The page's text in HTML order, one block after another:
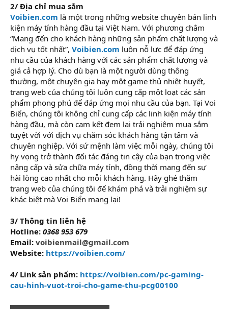
2/ Địa chỉ mua sắm
Voibien.com là một trong những website chuyên bán linh
kiện máy tính hàng đầu tại Việt Nam. Với phương châm
“Mang đến cho khách hàng những sản phẩm chất lượng và
dịch vụ tốt nhất”, Voibien.com luôn nỗ lực để đáp ứng
nhu cầu của khách hàng với các sản phẩm chất lượng và
giá cả hợp lý. Cho dù bạn là một người dùng thông
thường, một chuyên gia hay một game thủ nhiệt huyết,
trang web của chúng tôi luôn cung cấp một loạt các sản
phẩm phong phú để đáp ứng mọi nhu cầu của bạn. Tại Voi
Biển, chúng tôi không chỉ cung cấp các linh kiện máy tính
hàng đầu, mà còn cam kết đem lại trải nghiệm mua sắm
tuyệt vời với dịch vụ chăm sóc khách hàng tận tâm và
chuyên nghiệp. Với sứ mệnh làm việc mỗi ngày, chúng tôi
hy vọng trở thành đối tác đáng tin cậy của bạn trong việc
nâng cấp và sửa chữa máy tính, đồng thời mang đến sự
hài lòng cao nhất cho mỗi khách hàng. Hãy ghé thăm
trang web của chúng tôi để khám phá và trải nghiệm sự
khác biệt mà Voi Biển mang lại!
3/ Thông tin liên hệ
Hotline: 0368 953 679
Email: voibienmail@gmail.com
Website: https://voibien.com/
4/ Link sản phẩm: https://voibien.com/pc-gaming-
cau-hinh-vuot-troi-cho-game-thu-pcg00100